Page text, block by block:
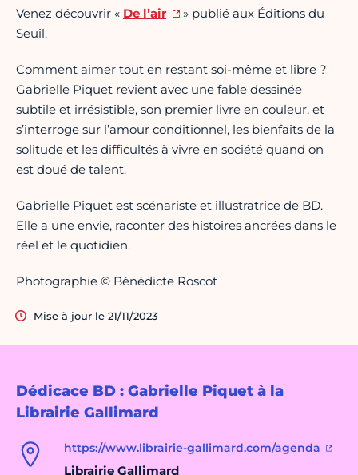
Dédicace BD : Gabrielle Piquet à la
Librairie Gallimard
https://www.librairie-gallimard.com/agenda
Librairie Gallimard
Venez découvrir « De l’air
» publié aux Éditions du
Seuil.
Comment aimer tout en restant soi-même et libre ?
Gabrielle Piquet revient avec une fable dessinée
subtile et irrésistible, son premier livre en couleur, et
s’interroge sur l’amour conditionnel, les bienfaits de la
solitude et les difficultés à vivre en société quand on
est doué de talent.
Gabrielle Piquet est scénariste et illustratrice de BD.
Elle a une envie, raconter des histoires ancrées dans le
réel et le quotidien.
Photographie © Bénédicte Roscot
Mise à jour le 21/11/2023